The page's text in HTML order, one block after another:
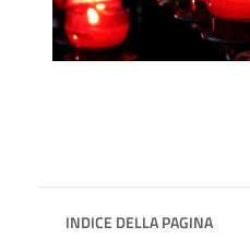
INDICE DELLA PAGINA